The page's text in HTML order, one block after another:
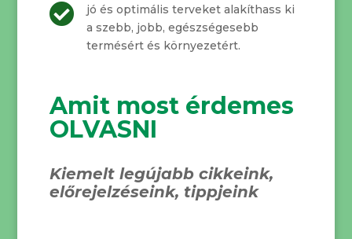

jó és optimális terveket alakíthass ki
a szebb, jobb, egészségesebb
termésért és környezetért.
Amit most érdemes
OLVASNI
Kiemelt legújabb cikkeink,
előrejelzéseink, tippjeink